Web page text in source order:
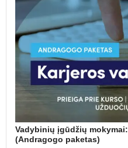
Vadybinių įgūdžių
(Andragogo paketas)